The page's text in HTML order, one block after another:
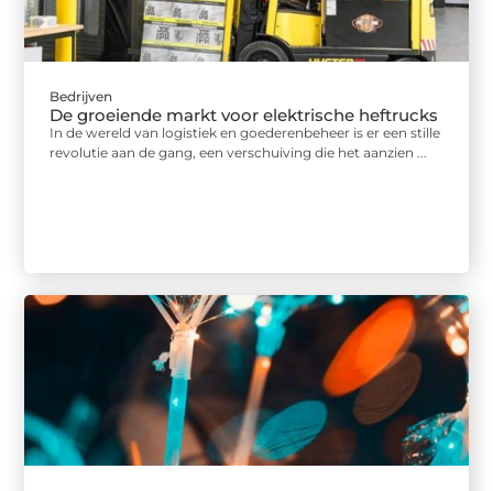
Bedrijven
De groeiende markt voor elektrische heftrucks
In de wereld van logistiek en goederenbeheer is er een stille
revolutie aan de gang, een verschuiving die het aanzien ...